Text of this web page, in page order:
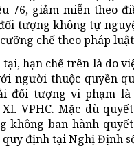
76, giảm miễn theo
tượng không tự
chế theo pháp
hạn chế trên là do
người thuộc quyền
đối tượng vi phạm là
VPHC. Mặc dù
không ban hành
định tại Nghị Định